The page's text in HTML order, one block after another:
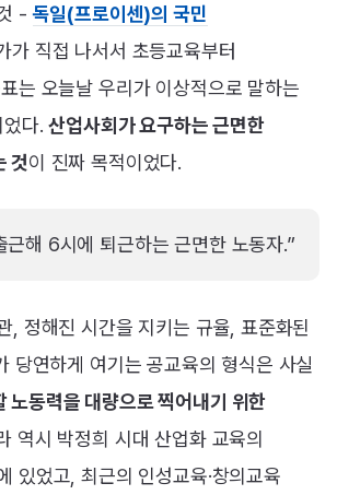
-독일(프로이센)의 국민
가 직접 나서서 초등교육부터
는 오늘날 우리가 이상적으로 말하는
었다.산업사회가 요구하는 근면한
것이 진짜 목적이었다.
근해 6시에 퇴근하는 근면한 노동자.”
, 정해진 시간을 지키는 규율, 표준화된
당연하게 여기는 공교육의 형식은 사실
노동력을 대량으로 찍어내기 위한
역시 박정희 시대 산업화 교육의
있었고, 최근의 인성교육·창의교육